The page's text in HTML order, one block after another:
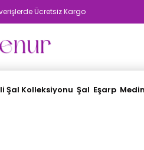
Ücretsiz Kargo
Şal Kolleksiyonu Şal Eşarp